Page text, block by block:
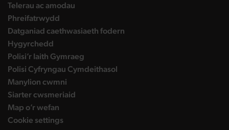
Telerau ac amodau
Phreifatrwydd
Datganiad caethwasiaeth fodern
Hygyrchedd
Polisi’r Iaith Gymraeg
Polisi Cyfryngau Cymdeithasol
Manylion cwmni
Siarter cwsmeriaid
Map o’r wefan
Cookie settings